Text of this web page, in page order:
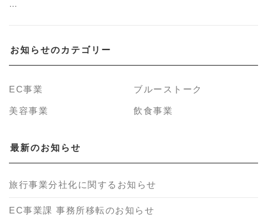
お知らせのカテゴリー
EC事業 ブルーストーク
美容事業 飲食事業
最新のお知らせ
旅行事業分社化に関するお知らせ
EC事業課 事務所移転のお知らせ